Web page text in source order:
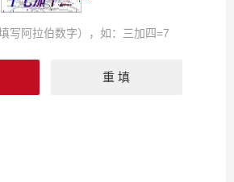
写阿拉伯数字），如：三加四=7